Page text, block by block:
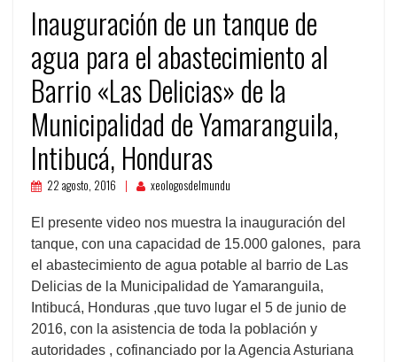
Inauguración de un tanque de
agua para el abastecimiento al
Barrio «Las Delicias» de la
Municipalidad de Yamaranguila,
Intibucá, Honduras
22 agosto, 2016 xeologosdelmundu
El presente video nos muestra la inauguración del
tanque, con una capacidad de 15.000 galones, para
el abastecimiento de agua potable al barrio de Las
Delicias de la Municipalidad de Yamaranguila,
Intibucá, Honduras ,que tuvo lugar el 5 de junio de
2016, con la asistencia de toda la población y
autoridades , cofinanciado por la Agencia Asturiana